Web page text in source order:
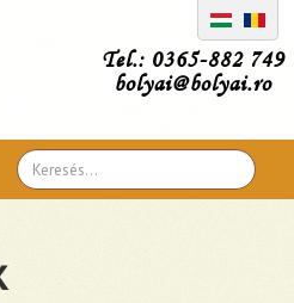
Tel.: 0365-882 749
bolyai@bolyai.ro
Search
...